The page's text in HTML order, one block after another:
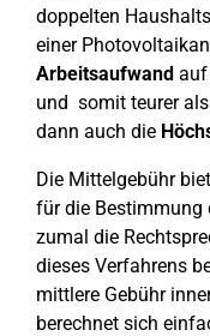
doppelten
einer
Arbeitsaufwand auf
und somit teurer
dann auch die
Die Mittelgebühr
für die Bestimmung
zumal die
dieses Verfahrens
mittlere Gebühr
berechnet sich